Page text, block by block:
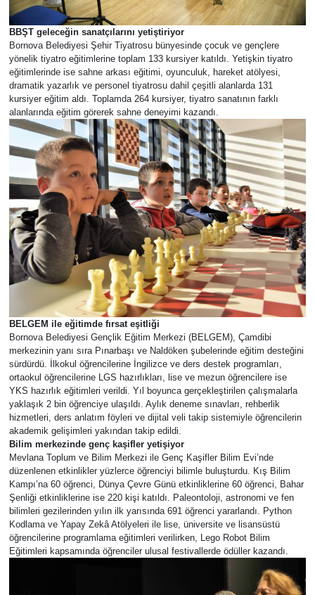
BBŞT geleceğin sanatçılarını yetiştiriyor
Bornova Belediyesi Şehir Tiyatrosu bünyesinde çocuk ve gençlere
yönelik tiyatro eğitimlerine toplam 133 kursiyer katıldı. Yetişkin tiyatro
eğitimlerinde ise sahne arkası eğitimi, oyunculuk, hareket atölyesi,
dramatik yazarlık ve personel tiyatrosu dahil çeşitli alanlarda 131
kursiyer eğitim aldı. Toplamda 264 kursiyer, tiyatro sanatının farklı
alanlarında eğitim görerek sahne deneyimi kazandı.
BELGEM ile eğitimde fırsat eşitliği
Bornova Belediyesi Gençlik Eğitim Merkezi (BELGEM), Çamdibi
merkezinin yanı sıra Pınarbaşı ve Naldöken şubelerinde eğitim desteğini
sürdürdü. İlkokul öğrencilerine İngilizce ve ders destek programları,
ortaokul öğrencilerine LGS hazırlıkları, lise ve mezun öğrencilere ise
YKS hazırlık eğitimleri verildi. Yıl boyunca gerçekleştirilen çalışmalarla
yaklaşık 2 bin öğrenciye ulaşıldı. Aylık deneme sınavları, rehberlik
hizmetleri, ders anlatım föyleri ve dijital veli takip sistemiyle öğrencilerin
akademik gelişimleri yakından takip edildi.
Bilim merkezinde genç kaşifler yetişiyor
Mevlana Toplum ve Bilim Merkezi ile Genç Kaşifler Bilim Evi’nde
düzenlenen etkinlikler yüzlerce öğrenciyi bilimle buluşturdu. Kış Bilim
Kampı’na 60 öğrenci, Dünya Çevre Günü etkinliklerine 60 öğrenci, Bahar
Şenliği etkinliklerine ise 220 kişi katıldı. Paleontoloji, astronomi ve fen
bilimleri gezilerinden yılın ilk yarısında 691 öğrenci yararlandı. Python
Kodlama ve Yapay Zekâ Atölyeleri ile lise, üniversite ve lisansüstü
öğrencilerine programlama eğitimleri verilirken, Lego Robot Bilim
Eğitimleri kapsamında öğrenciler ulusal festivallerde ödüller kazandı.